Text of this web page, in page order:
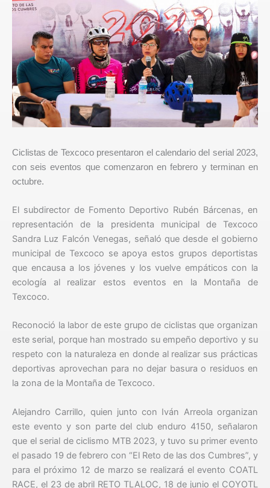
Ciclistas de Texcoco presentaron el calendario del serial 2023,
con seis eventos que comenzaron en febrero y terminan en
octubre.
El subdirector de Fomento Deportivo Rubén Bárcenas, en
representación de la presidenta municipal de Texcoco
Sandra Luz Falcón Venegas, señaló que desde el gobierno
municipal de Texcoco se apoya estos grupos deportistas
que encausa a los jóvenes y los vuelve empáticos con la
ecología al realizar estos eventos en la Montaña de
Texcoco.
Reconoció la labor de este grupo de ciclistas que organizan
este serial, porque han mostrado su empeño deportivo y su
respeto con la naturaleza en donde al realizar sus prácticas
deportivas aprovechan para no dejar basura o residuos en
la zona de la Montaña de Texcoco.
Alejandro Carrillo, quien junto con Iván Arreola organizan
este evento y son parte del club enduro 4150, señalaron
que el serial de ciclismo MTB 2023, y tuvo su primer evento
el pasado 19 de febrero con “El Reto de las dos Cumbres”, y
para el próximo 12 de marzo se realizará el evento COATL
RACE, el 23 de abril RETO TLALOC, 18 de junio el COYOTL